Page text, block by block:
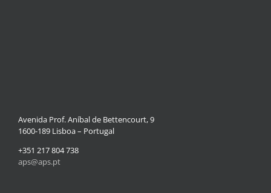
Avenida Prof. Aníbal de Bettencourt, 9
1600-189 Lisboa – Portugal
+351 217 804 738
aps@aps.pt